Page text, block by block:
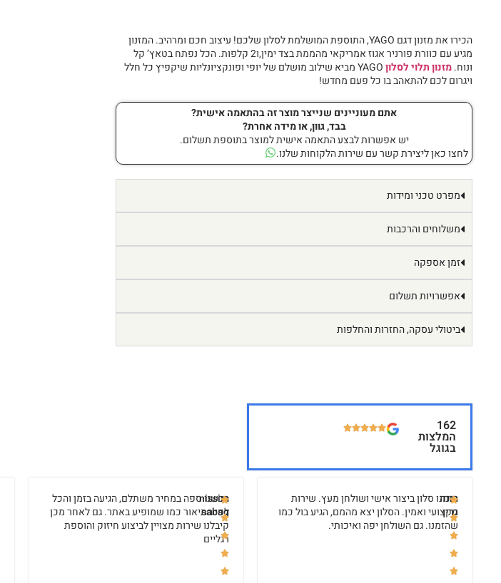
הכירו את מזנון דגם YAGO, התוספת המושלמת לסלון שלכם! עיצוב חכם ומרהיב. המזנון
מגיע עם כוורת פורניר אגוז אמריקאי מהממת בצד ימין,ו2 קלפות. הכל נפתח בטאץ’ קל
ונוח.מזנון תלוי לסלון
YAGO מביא שילוב מושלם של יופי ופונקציונליות שיקפיץ כל חלל
ויגרום לכם להתאהב בו כל פעם מחדש!
אתם מעוניינים שנייצר מוצר זה בהתאמה אישית?
בבד, גוון, או מידה אחרת?
יש אפשרות לבצע התאמה אישית למוצר בתוספת תשלום.
לחצו כאן ליצירת קשר עם שירות הלקוחות שלנו.
מפרט טכני ומידות
משלוחים והרכבות
זמן אספקה
אפשרויות תשלום
ביטולי עסקה, החזרות והחלפות
162
המלצות
בגוגל
רננה
גרין
הזמנו סלון ביצור אישי ושולחן מעץ. שירות
מקצועי ואמין. הסלון יצא מהמם, הגיע בול כמו
שהזמנו. גם השולחן יפה ואיכותי.
nissim
sabag
רכשנו ספה במחיר משתלם, הגיעה בזמן והכל
לפי התיאור כמו שמופיע באתר. גם לאחר מכן
קיבלנו שירות מצויין לביצוע חיזוק והוספת
רגליים